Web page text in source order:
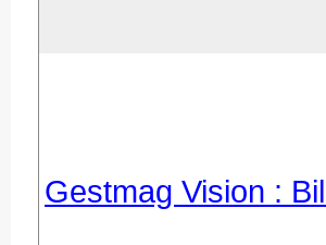
Gestmag Vision :